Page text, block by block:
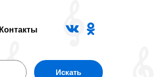
Контакты
Искать